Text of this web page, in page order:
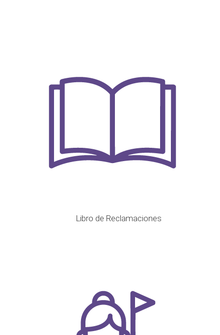
Libro de Reclamaciones